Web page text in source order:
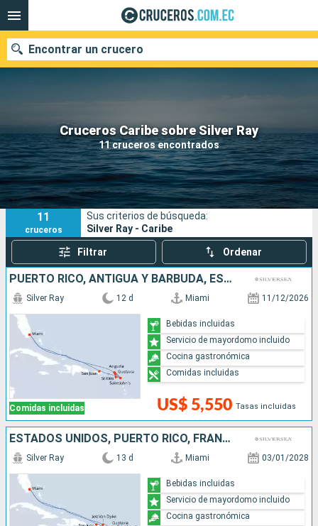
Cruceros Caribe sobre Silver Ray
11 cruceros encontrados
Encontrar un crucero
Nuestros destinos
Fecha de salida
Puertos Compañías
11
cruceros
Sus criterios de búsqueda:
Silver Ray - Caribe
Filtrar Ordenar
PUERTO RICO, ANTIGUA Y BARBUDA, ESTADOS UNIDOS, FRANCIA,
Comidas incluidas
Silver Ray 12 d Miami 11/12/2026
US$ 5,550 Tasas incluidas
Bebidas incluidas
Servicio de mayordomo incluido
Cocina gastronómica
Comidas incluidas
ESTADOS UNIDOS, PUERTO RICO, FRANCIA, ANTIGUA Y BARBUDA
Silver Ray 13 d Miami 03/01/2028
Bebidas incluidas
Servicio de mayordomo incluido
Cocina gastronómica